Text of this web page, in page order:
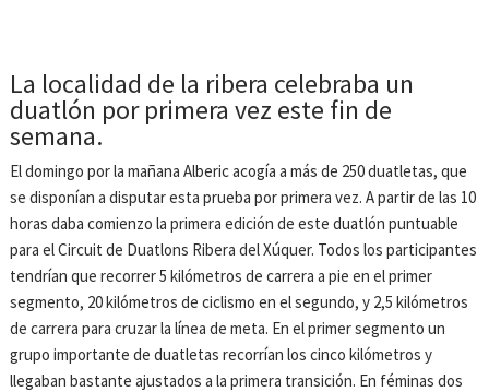
La localidad de la ribera celebraba un
duatlón por primera vez este fin de
semana.
El domingo por la mañana Alberic acogía a más de 250 duatletas, que
se disponían a disputar esta prueba por primera vez. A partir de las 10
horas daba comienzo la primera edición de este duatlón puntuable
para el Circuit de Duatlons Ribera del Xúquer. Todos los participantes
tendrían que recorrer 5 kilómetros de carrera a pie en el primer
segmento, 20 kilómetros de ciclismo en el segundo, y 2,5 kilómetros
de carrera para cruzar la línea de meta. En el primer segmento un
grupo importante de duatletas recorrían los cinco kilómetros y
llegaban bastante ajustados a la primera transición. En féminas dos